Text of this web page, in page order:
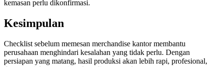
kemasan perlu dikonfirmasi.
Kesimpulan
Checklist sebelum memesan merchandise kantor membantu
perusahaan menghindari kesalahan yang tidak perlu. Dengan
persiapan yang matang, hasil produksi akan lebih rapi, profesional,